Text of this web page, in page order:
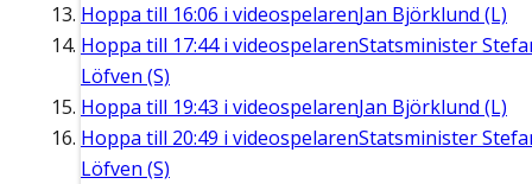
Hoppa till 16:06 i videospelarenJan Björklund (L)
Hoppa till 17:44i videospelarenStatsminister
Löfven (S)
Hoppa till 19:43 i videospelarenJan Björklund (L)
Hoppa till 20:49 i videospelarenStatsminister
Löfven (S)